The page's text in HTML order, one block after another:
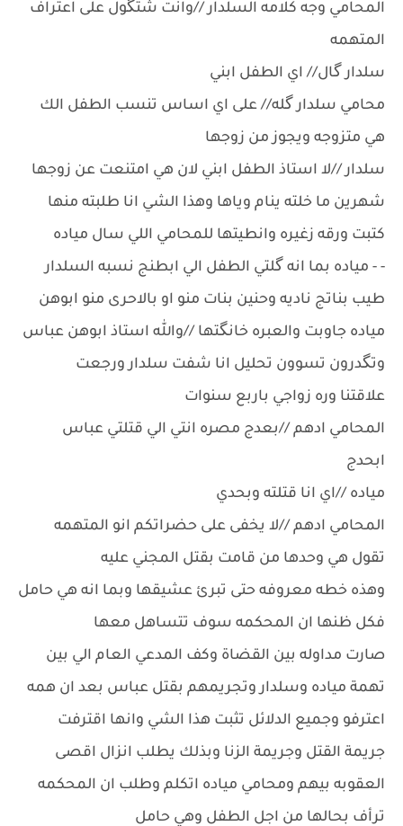
المحامي وجه كلامه السلدار //وانت شتگول على اعتراف
المتهمه
سلدار گال// اي الطفل ابني
محامي سلدار گله// على اي اساس تنسب الطفل الك
هي متزوجه ويجوز من زوجها
سلدار //لا استاذ الطفل ابني لان هي امتنعت عن زوجها
شهرين ما خلته ينام وياها وهذا الشي انا طلبته منها
كتبت ورقه زغيره وانطيتها للمحامي اللي سال مياده
- - مياده بما انه گلتي الطفل الي ابطنج نسبه السلدار
طيب بناتج ناديه وحنين بنات منو او بالاحرى منو ابوهن
مياده جاوبت والعبره خانگتها //والله استاذ ابوهن عباس
وتگدرون تسوون تحليل انا شفت سلدار ورجعت
علاقتنا وره زواجي باربع سنوات
المحامي ادهم //بعدج مصره انتي الي قتلتي عباس
ابحدج
مياده //اي انا قتلته وبحدي
المحامي ادهم //لا يخفى على حضراتكم انو المتهمه
تقول هي وحدها من قامت بقتل المجني عليه
وهذه خطه معروفه حتى تبرئ عشيقها وبما انه هي حامل
فكل ظنها ان المحكمه سوف تتساهل معها
صارت مداوله بين القضاة وكف المدعي العام الي بين
تهمة مياده وسلدار وتجريمهم بقتل عباس بعد ان همه
اعترفو وجميع الدلائل تثبت هذا الشي وانها اقترفت
جريمة القتل وجريمة الزنا وبذلك يطلب انزال اقصى
العقوبه بيهم ومحامي مياده اتكلم وطلب ان المحكمه
ترأف بحالها من اجل الطفل وهي حامل